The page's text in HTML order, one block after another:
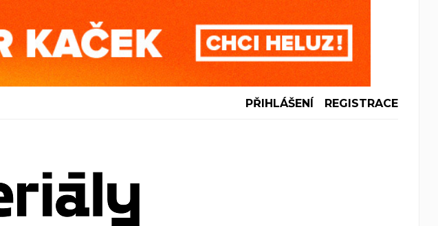
PŘIHLÁŠENÍ REGISTRACE